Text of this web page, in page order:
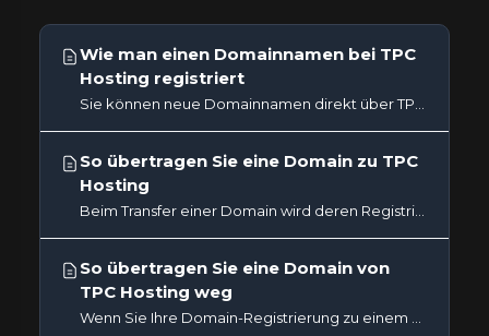
Wie man einen Domainnamen bei TPC
Hosting registriert
So übertragen Sie eine Domain zu TPC
Hosting
So übertragen Sie eine Domain von
TPC Hosting weg